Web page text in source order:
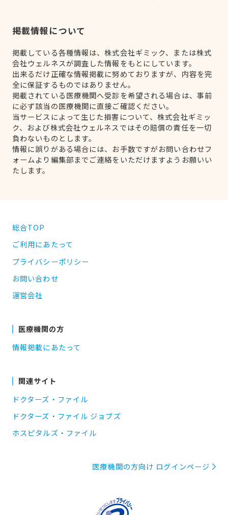
掲載情報について
掲載している各種情報は、株式会社ギミック、または株式
会社ウェルネスが調査した情報をもとにしています。
出来るだけ正確な情報掲載に努めておりますが、内容を完
全に保証するものではありません。
掲載されている医療機関へ受診を希望される場合は、事前
に必ず該当の医療機関に直接ご確認ください。
当サービスによって生じた損害について、株式会社ギミッ
ク、および株式会社ウェルネスではその賠償の責任を一切
負わないものとします。
情報に誤りがある場合には、お手数ですがお問い合わせフ
ォームより編集部までご連絡をいただけますようお願いい
たします。
総合TOP
ご利用にあたって
プライバシーポリシー
お問い合わせ
運営会社
医療機関の方
情報掲載にあたって
関連サイト
ドクターズ・ファイル
ドクターズ・ファイル ジョブズ
ホスピタルズ・ファイル
医療機関の方向け ログインページ